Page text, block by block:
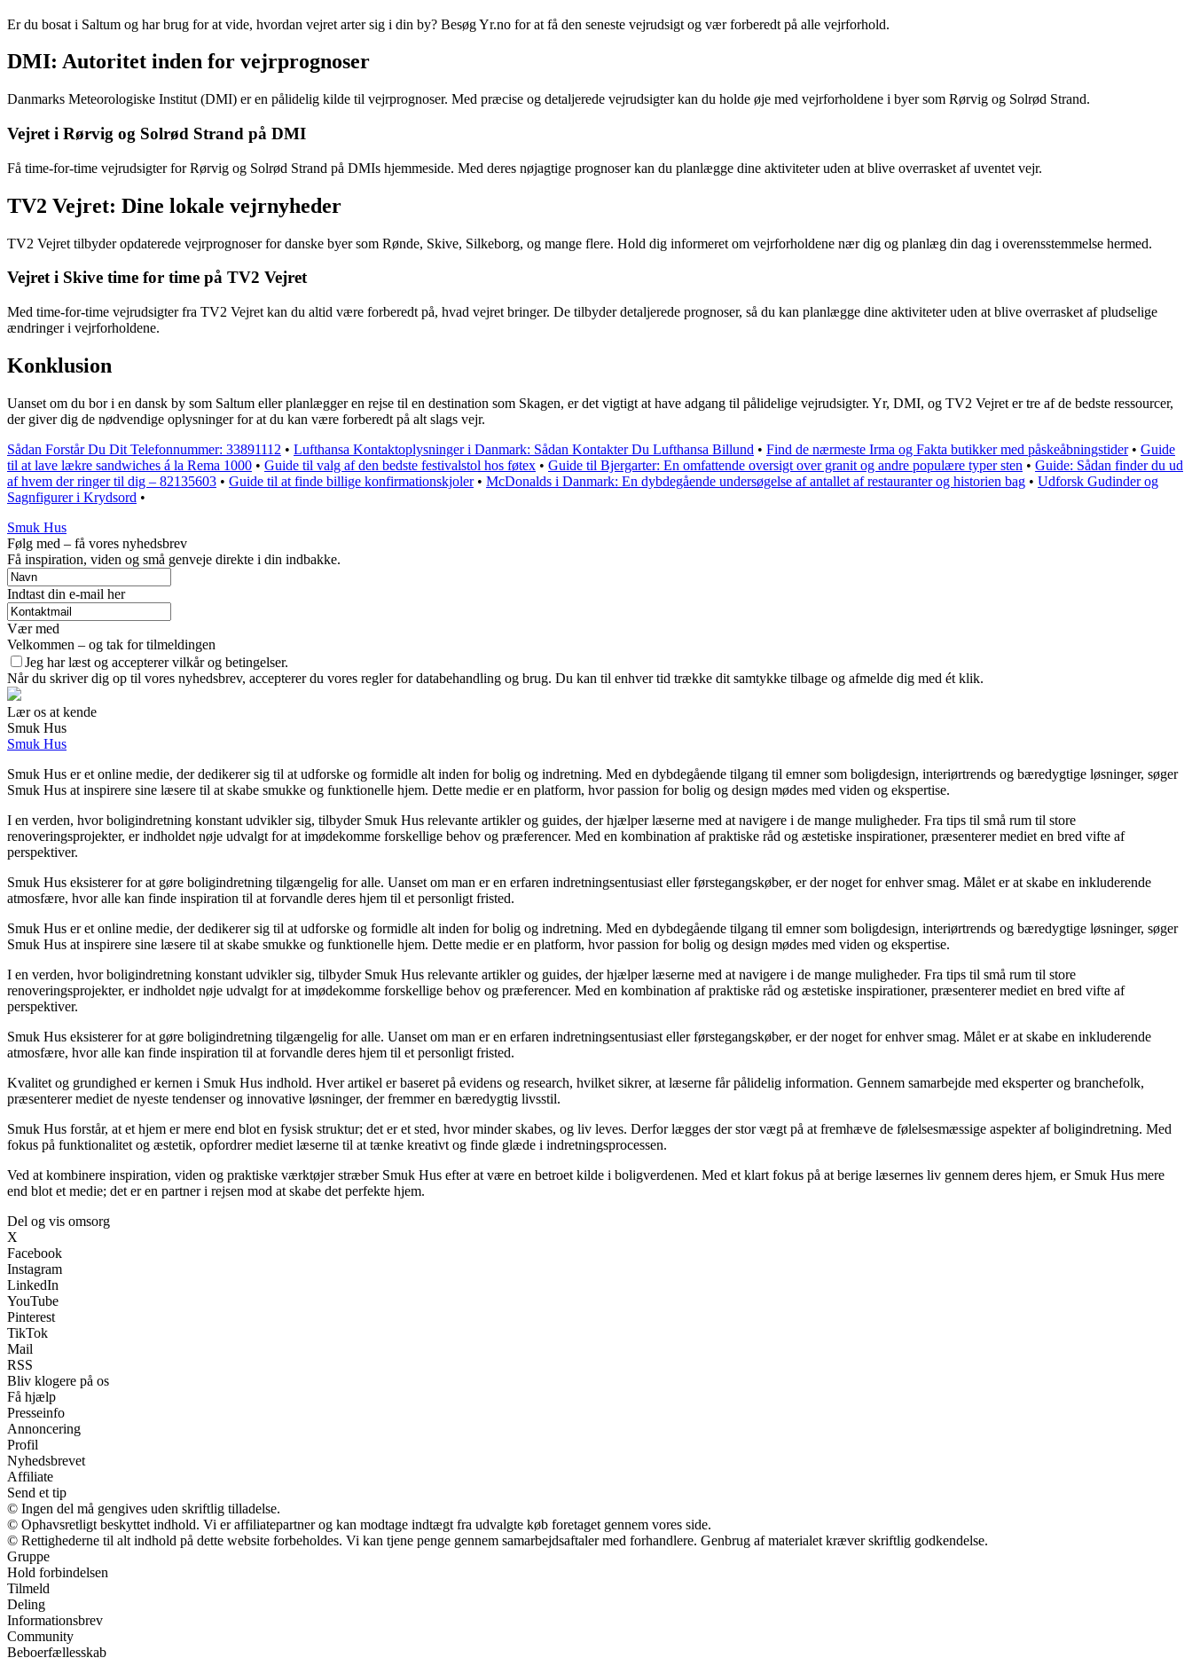
Er du bosat i Saltum og har brug for at vide, hvordan vejret arter sig i din by? Besøg Yr.no for at få den seneste vejrudsigt og vær forberedt på alle vejrforhold.
DMI: Autoritet inden for vejrprognoser
Danmarks Meteorologiske Institut (DMI) er en pålidelig kilde til vejrprognoser. Med præcise og detaljerede vejrudsigter kan du holde øje med vejrforholdene i byer som Rørvig og Solrød Strand.
Vejret i Rørvig og Solrød Strand på DMI
Få time-for-time vejrudsigter for Rørvig og Solrød Strand på DMIs hjemmeside. Med deres nøjagtige prognoser kan du planlægge dine aktiviteter uden at blive overrasket af uventet vejr.
TV2 Vejret: Dine lokale vejrnyheder
TV2 Vejret tilbyder opdaterede vejrprognoser for danske byer som Rønde, Skive, Silkeborg, og mange flere. Hold dig informeret om vejrforholdene nær dig og planlæg din dag i overensstemmelse hermed.
Vejret i Skive time for time på TV2 Vejret
Med time-for-time vejrudsigter fra TV2 Vejret kan du altid være forberedt på, hvad vejret bringer. De tilbyder detaljerede prognoser, så du kan planlægge dine aktiviteter uden at blive overrasket af pludselige
ændringer i vejrforholdene.
Konklusion
Uanset om du bor i en dansk by som Saltum eller planlægger en rejse til en destination som Skagen, er det vigtigt at have adgang til pålidelige vejrudsigter. Yr, DMI, og TV2 Vejret er tre af de bedste ressourcer,
der giver dig de nødvendige oplysninger for at du kan være forberedt på alt slags vejr.
Sådan Forstår Du Dit Telefonnummer: 33891112 • Lufthansa Kontaktoplysninger i Danmark: Sådan Kontakter Du Lufthansa Billund • Find de nærmeste Irma og Fakta butikker med påskeåbningstider• Guide
til at lave lækre sandwiches á la Rema 1000 • Guide til valg af den bedste festivalstol hos føtex • Guide til Bjergarter: En omfattende oversigt over granit og andre populære typer sten • Guide: Sådan finder du ud
af hvem der ringer til dig – 82135603 • Guide til at finde billige konfirmationskjoler• McDonalds i Danmark: En dybdegående undersøgelse af antallet af restauranter og historien bag • Udforsk Gudinder og
Sagnfigurer i Krydsord •
Smuk Hus
Følg med – få vores nyhedsbrev
Få inspiration, viden og små genveje direkte i din indbakke.
Indtast din e-mail her
Vær med
Velkommen – og tak for tilmeldingen
Jeg har læst og accepterer vilkår og betingelser.
Når du skriver dig op til vores nyhedsbrev, accepterer du vores regler for databehandling og brug. Du kan til enhver tid trække dit samtykke tilbage og afmelde dig med ét klik.
Lær os at kende
Smuk Hus
Smuk Hus
Smuk Hus er et online medie, der dedikerer sig til at udforske og formidle alt inden for bolig og indretning. Med en dybdegående tilgang til emner som boligdesign, interiørtrends og bæredygtige løsninger, søger
Smuk Hus at inspirere sine læsere til at skabe smukke og funktionelle hjem. Dette medie er en platform, hvor passion for bolig og design mødes med viden og ekspertise.
I en verden, hvor boligindretning konstant udvikler sig, tilbyder Smuk Hus relevante artikler og guides, der hjælper læserne med at navigere i de mange muligheder. Fra tips til små rum til store
renoveringsprojekter, er indholdet nøje udvalgt for at imødekomme forskellige behov og præferencer. Med en kombination af praktiske råd og æstetiske inspirationer, præsenterer mediet en bred vifte af
perspektiver.
Smuk Hus eksisterer for at gøre boligindretning tilgængelig for alle. Uanset om man er en erfaren indretningsentusiast eller førstegangskøber, er der noget for enhver smag. Målet er at skabe en inkluderende
atmosfære, hvor alle kan finde inspiration til at forvandle deres hjem til et personligt fristed.
Smuk Hus er et online medie, der dedikerer sig til at udforske og formidle alt inden for bolig og indretning. Med en dybdegående tilgang til emner som boligdesign, interiørtrends og bæredygtige løsninger, søger
Smuk Hus at inspirere sine læsere til at skabe smukke og funktionelle hjem. Dette medie er en platform, hvor passion for bolig og design mødes med viden og ekspertise.
I en verden, hvor boligindretning konstant udvikler sig, tilbyder Smuk Hus relevante artikler og guides, der hjælper læserne med at navigere i de mange muligheder. Fra tips til små rum til store
renoveringsprojekter, er indholdet nøje udvalgt for at imødekomme forskellige behov og præferencer. Med en kombination af praktiske råd og æstetiske inspirationer, præsenterer mediet en bred vifte af
perspektiver.
Smuk Hus eksisterer for at gøre boligindretning tilgængelig for alle. Uanset om man er en erfaren indretningsentusiast eller førstegangskøber, er der noget for enhver smag. Målet er at skabe en inkluderende
atmosfære, hvor alle kan finde inspiration til at forvandle deres hjem til et personligt fristed.
Kvalitet og grundighed er kernen i Smuk Hus indhold. Hver artikel er baseret på evidens og research, hvilket sikrer, at læserne får pålidelig information. Gennem samarbejde med eksperter og branchefolk,
præsenterer mediet de nyeste tendenser og innovative løsninger, der fremmer en bæredygtig livsstil.
Smuk Hus forstår, at et hjem er mere end blot en fysisk struktur; det er et sted, hvor minder skabes, og liv leves. Derfor lægges der stor vægt på at fremhæve de følelsesmæssige aspekter af boligindretning. Med
fokus på funktionalitet og æstetik, opfordrer mediet læserne til at tænke kreativt og finde glæde i indretningsprocessen.
Ved at kombinere inspiration, viden og praktiske værktøjer stræber Smuk Hus efter at være en betroet kilde i boligverdenen. Med et klart fokus på at berige læsernes liv gennem deres hjem, er Smuk Hus mere
end blot et medie; det er en partner i rejsen mod at skabe det perfekte hjem.
Del og vis omsorg
X
Facebook
Instagram
LinkedIn
YouTube
Pinterest
TikTok
Mail
RSS
Bliv klogere på os
Få hjælp
Presseinfo
Annoncering
Profil
Nyhedsbrevet
Affiliate
Send et tip
© Ingen del må gengives uden skriftlig tilladelse.
© Ophavsretligt beskyttet indhold. Vi er affiliatepartner og kan modtage indtægt fra udvalgte køb foretaget gennem vores side.
© Rettighederne til alt indhold på dette website forbeholdes. Vi kan tjene penge gennem samarbejdsaftaler med forhandlere. Genbrug af materialet kræver skriftlig godkendelse.
Gruppe
Hold forbindelsen
Tilmeld
Deling
Informationsbrev
Community
Beboerfællesskab